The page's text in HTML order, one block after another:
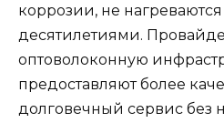
коррозии, не
десятилетиями.
оптоволоконную
предоставляют более
долговечный сервис без